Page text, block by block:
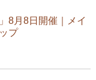
8月8日開催｜メイ
プ